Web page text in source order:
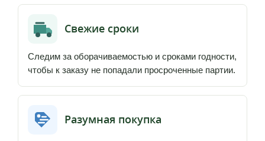
Свежие сроки
Следим за оборачиваемостью и сроками годности,
чтобы к заказу не попадали просроченные партии.
Разумная покупка